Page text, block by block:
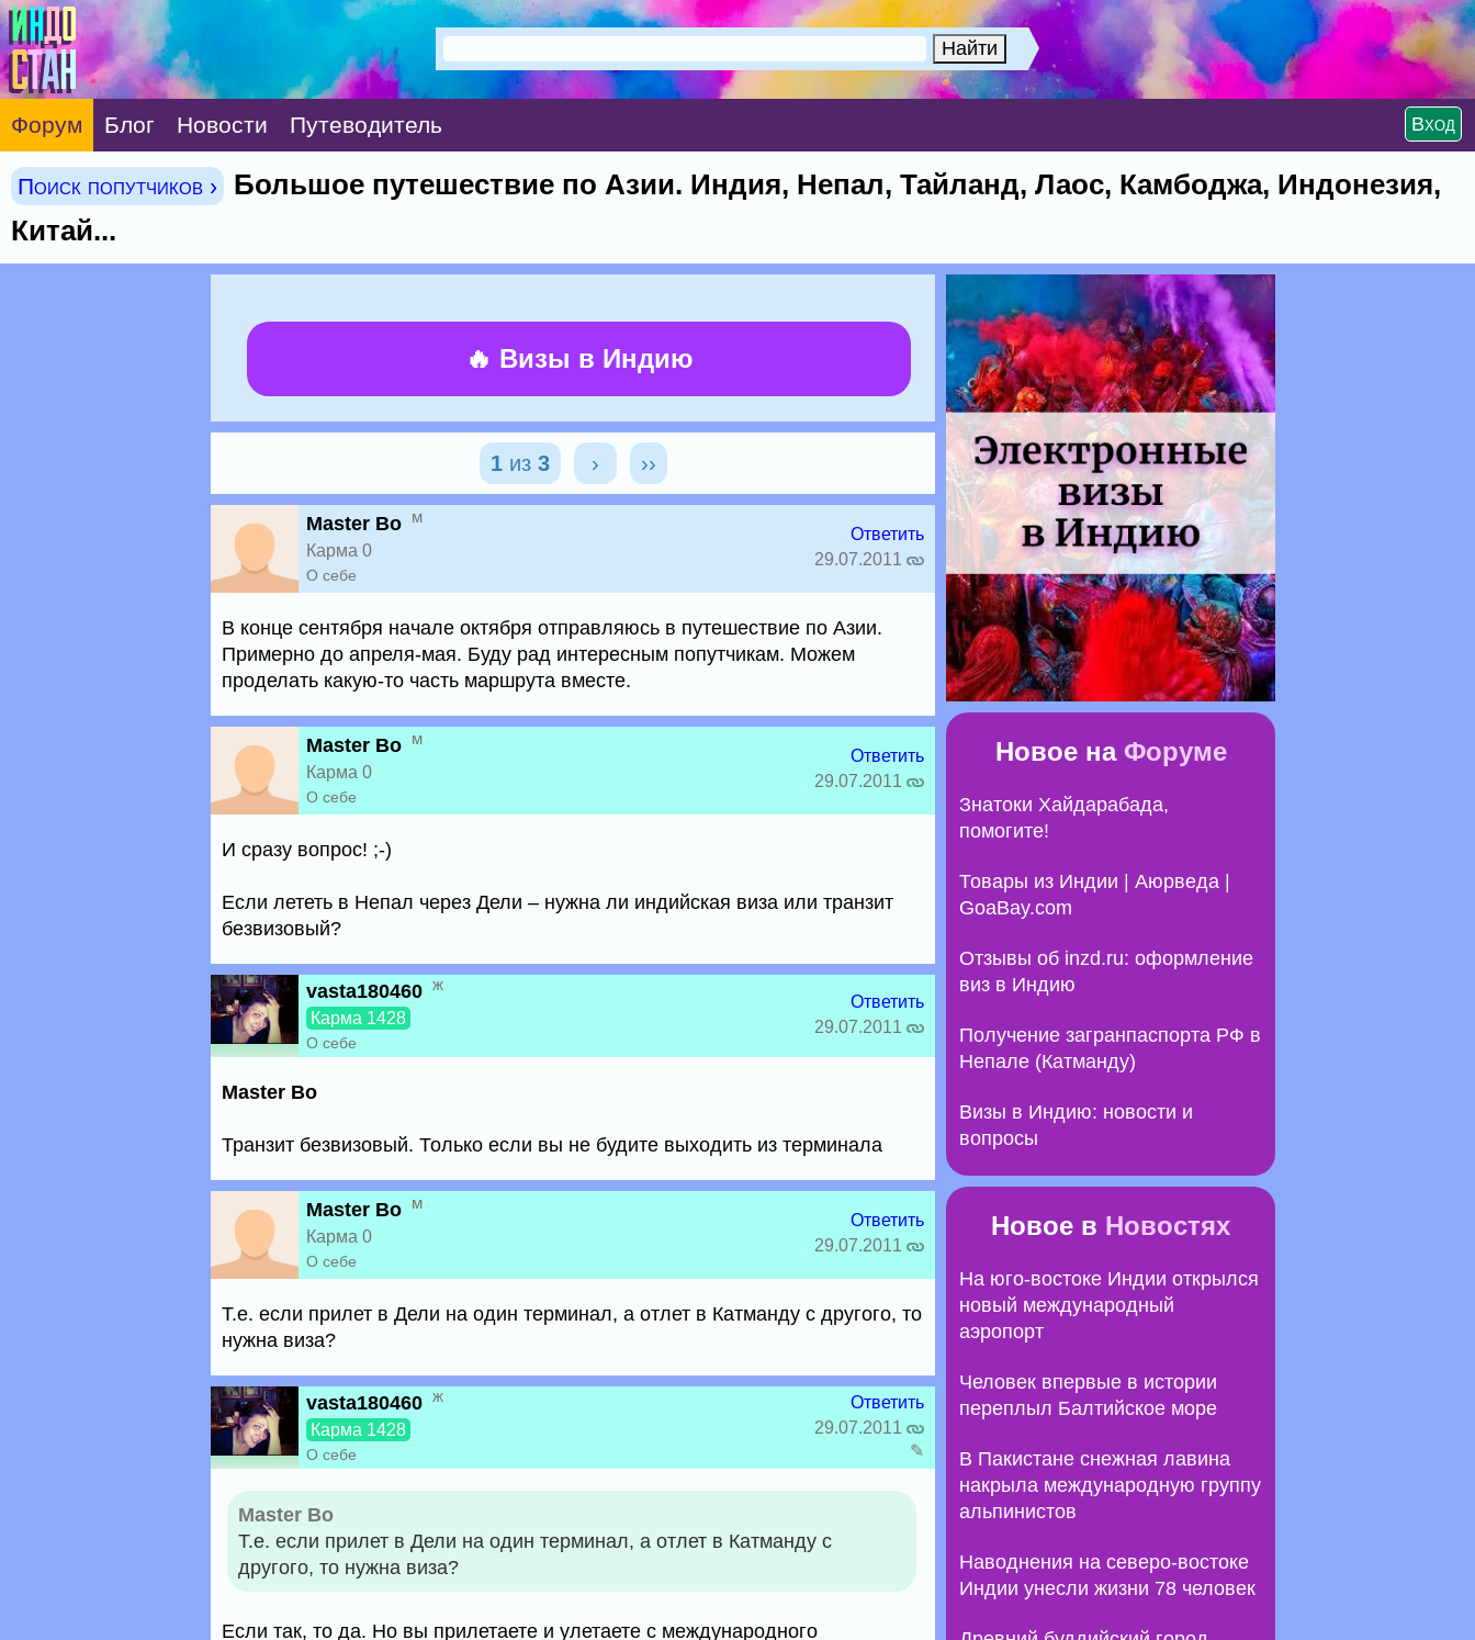
Форум Блог Новости Путеводитель Вход
Поиск попутчиков ›
Большое путешествие по Азии. Индия, Непал, Тайланд, Лаос, Камбоджа, Индонезия,
Китай...
🔥 Визы в Индию
1из 3 › ››
Master Bo м
Карма 0
О себе
Ответить
29.07.2011
В конце сентября начале октября отправляюсь в путешествие по Азии.
Примерно до апреля-мая. Буду рад интересным попутчикам. Можем
проделать какую-то часть маршрута вместе.
Master Bo м
Карма 0
О себе
Ответить
29.07.2011
И сразу вопрос! ;-)
Если лететь в Непал через Дели – нужна ли индийская виза или транзит
безвизовый?
vasta180460 ж
Карма 1428
О себе
Ответить
29.07.2011
Master Bo
Транзит безвизовый. Только если вы не будите выходить из терминала
Master Bo м
Карма 0
О себе
Ответить
29.07.2011
Т.е. если прилет в Дели на один терминал, а отлет в Катманду с другого, то
нужна виза?
vasta180460 ж
Карма 1428
О себе
Ответить
29.07.2011
✎
Master Bo
Т.е. если прилет в Дели на один терминал, а отлет в Катманду с
другого, то нужна виза?
Если так, то да. Но вы прилетаете и улетаете с международного
Новое на Форуме
Знатоки Хайдарабада,
помогите!
Товары из Индии | Аюрведа |
GoaBay.com
Отзывы об inzd.ru: оформление
виз в Индию
Получение загранпаспорта РФ в
Непале (Катманду)
Визы в Индию: новости и
вопросы
Новое в Новостях
На юго-востоке Индии открылся
новый международный
аэропорт
Человек впервые в истории
переплыл Балтийское море
В Пакистане снежная лавина
накрыла международную группу
альпинистов
Наводнения на северо-востоке
Индии унесли жизни 78 человек